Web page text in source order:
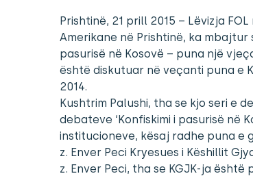
Prishtinë, 21 prill 2015 – Lëvizja
Amerikane në Prishtinë, ka mbajtur
pasurisë në Kosovë – puna një
është diskutuar në veçanti puna e
2014.
Kushtrim Palushi, tha se kjo seri e
debateve ‘Konfiskimi i pasurisë në
institucioneve, kësaj radhe puna e
z. Enver Peci Kryesues i Këshillit
z. Enver Peci, tha se KGJK-ja